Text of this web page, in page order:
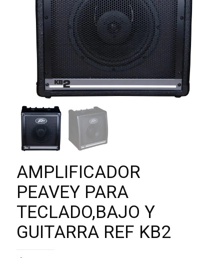
AMPLIFICADOR
PEAVEY PARA
TECLADO,BAJO Y
GUITARRA REF KB2